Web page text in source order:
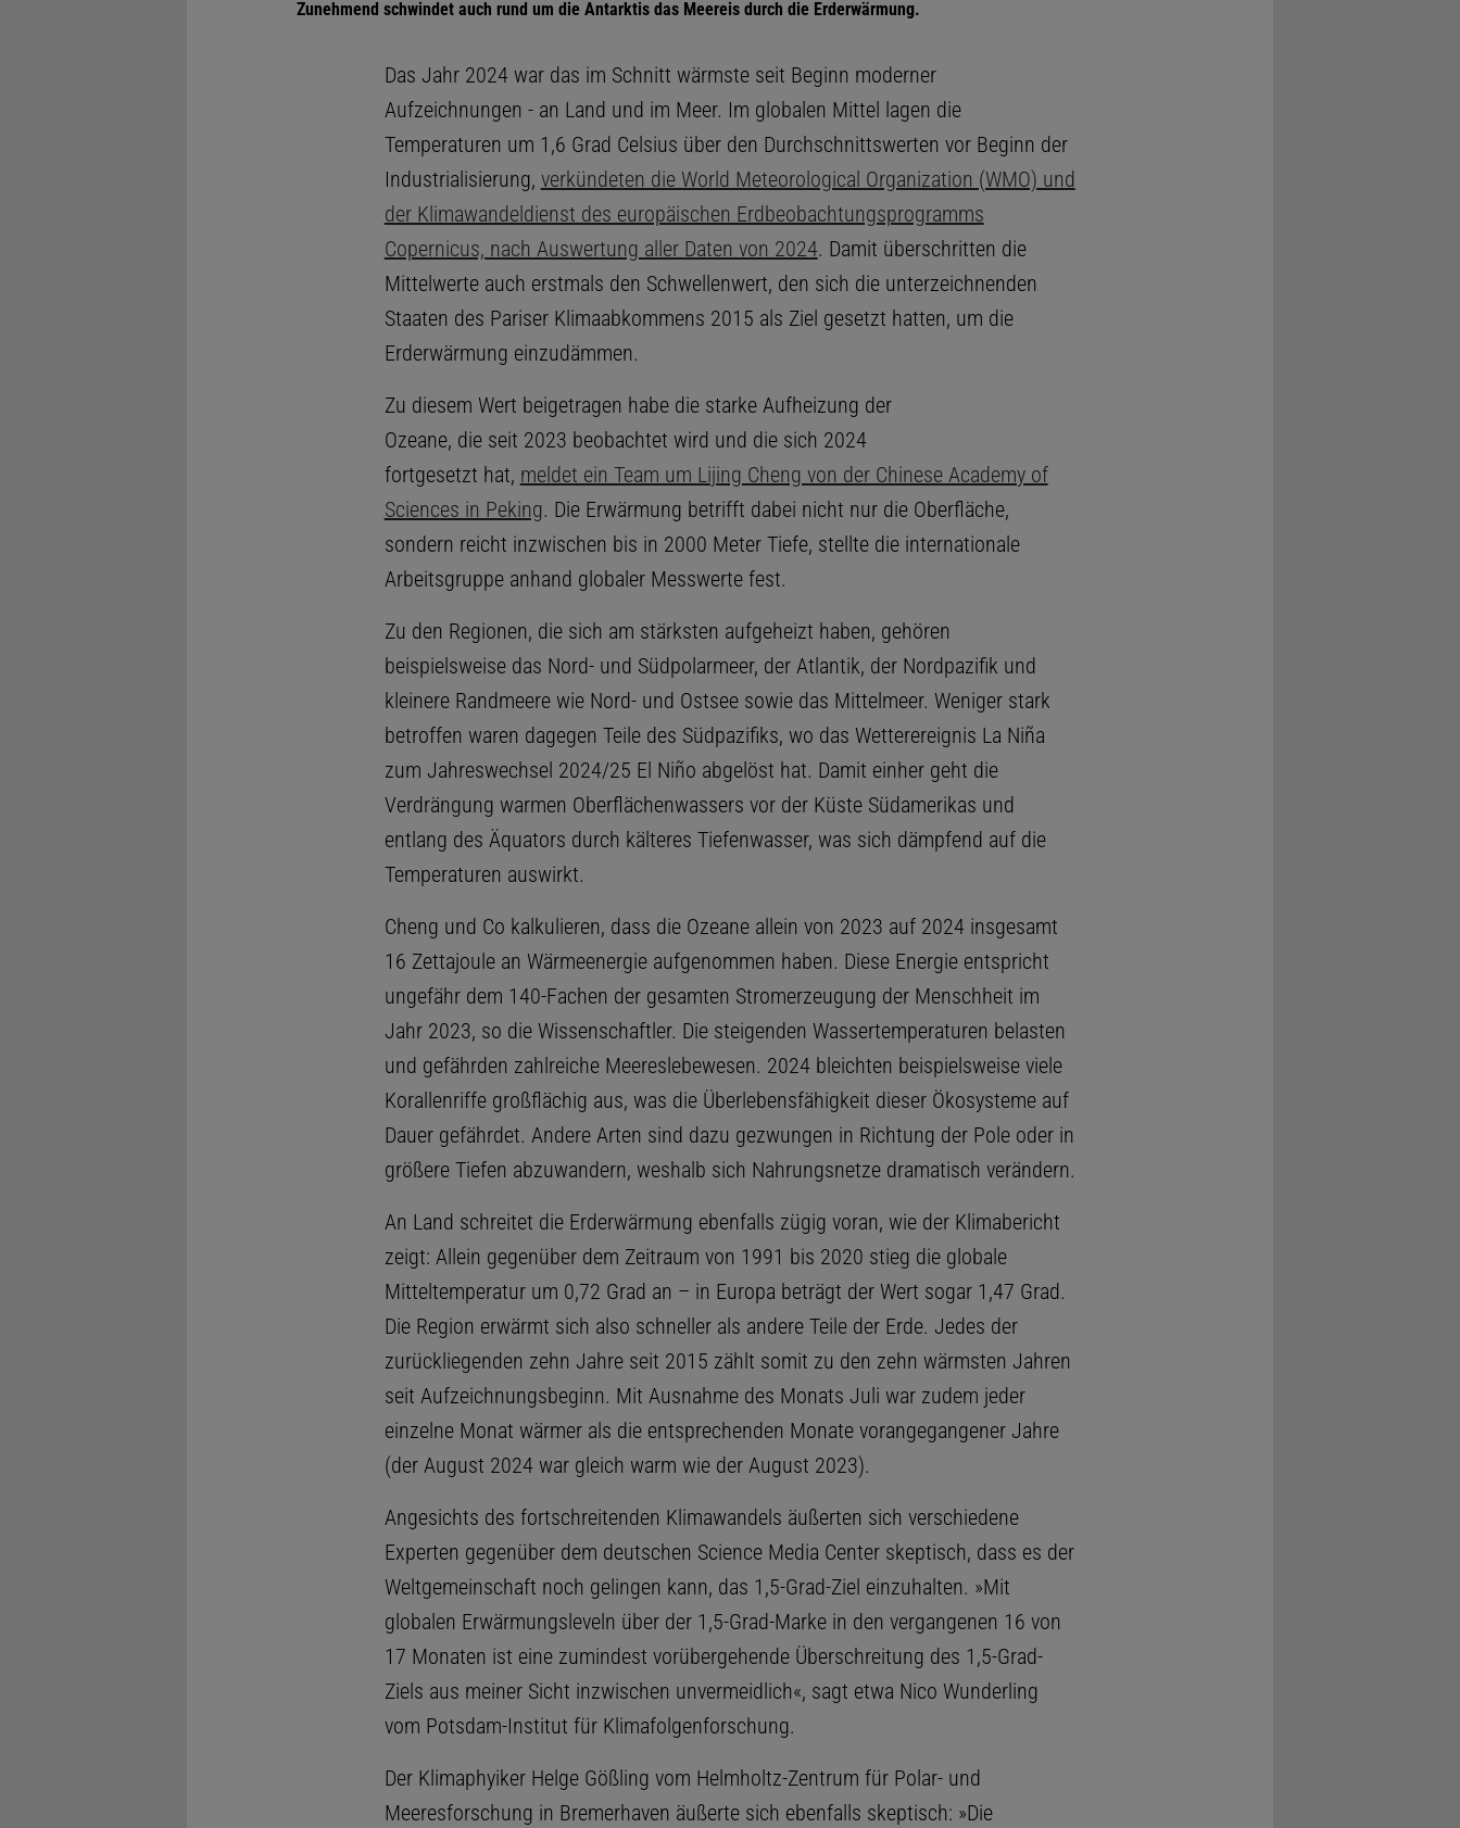
Zunehmend schwindet auch rund um die Antarktis das Meereis durch die Erderwärmung.
Das Jahr 2024 war das im Schnitt wärmste seit Beginn moderner
Aufzeichnungen - an Land und im Meer. Im globalen Mittel lagen die
Temperaturen um 1,6 Grad Celsius über den Durchschnittswerten vor Beginn der
Industrialisierung, verkündeten die World Meteorological Organization (WMO) und
der Klimawandeldienst des europäischen Erdbeobachtungsprogramms
Copernicus, nach Auswertung aller Daten von 2024. Damit überschritten die
Mittelwerte auch erstmals den Schwellenwert, den sich die unterzeichnenden
Staaten des Pariser Klimaabkommens 2015 als Ziel gesetzt hatten, um die
Erderwärmung einzudämmen.
Zu diesem Wert beigetragen habe die starke Aufheizung der
Ozeane, die seit 2023 beobachtet wird und die sich 2024
fortgesetzt hat, meldet ein Team um Lijing Cheng von der Chinese Academy of
Sciences in Peking. Die Erwärmung betrifft dabei nicht nur die Oberfläche,
sondern reicht inzwischen bis in 2000 Meter Tiefe, stellte die internationale
Arbeitsgruppe anhand globaler Messwerte fest.
Zu den Regionen, die sich am stärksten aufgeheizt haben, gehören
beispielsweise das Nord- und Südpolarmeer, der Atlantik, der Nordpazifik und
kleinere Randmeere wie Nord- und Ostsee sowie das Mittelmeer. Weniger stark
betroffen waren dagegen Teile des Südpazifiks, wo das Wetterereignis La Niña
zum Jahreswechsel 2024/25 El Niño abgelöst hat. Damit einher geht die
Verdrängung warmen Oberflächenwassers vor der Küste Südamerikas und
entlang des Äquators durch kälteres Tiefenwasser, was sich dämpfend auf die
Temperaturen auswirkt.
Cheng und Co kalkulieren, dass die Ozeane allein von 2023 auf 2024 insgesamt
16 Zettajoule an Wärmeenergie aufgenommen haben. Diese Energie entspricht
ungefähr dem 140-Fachen der gesamten Stromerzeugung der Menschheit im
Jahr 2023, so die Wissenschaftler. Die steigenden Wassertemperaturen belasten
und gefährden zahlreiche Meereslebewesen. 2024 bleichten beispielsweise viele
Korallenriffe großflächig aus, was die Überlebensfähigkeit dieser Ökosysteme auf
Dauer gefährdet. Andere Arten sind dazu gezwungen in Richtung der Pole oder in
größere Tiefen abzuwandern, weshalb sich Nahrungsnetze dramatisch verändern.
An Land schreitet die Erderwärmung ebenfalls zügig voran, wie der Klimabericht
zeigt: Allein gegenüber dem Zeitraum von 1991 bis 2020 stieg die globale
Mitteltemperatur um 0,72 Grad an – in Europa beträgt der Wert sogar 1,47 Grad.
Die Region erwärmt sich also schneller als andere Teile der Erde. Jedes der
zurückliegenden zehn Jahre seit 2015 zählt somit zu den zehn wärmsten Jahren
seit Aufzeichnungsbeginn. Mit Ausnahme des Monats Juli war zudem jeder
einzelne Monat wärmer als die entsprechenden Monate vorangegangener Jahre
(der August 2024 war gleich warm wie der August 2023).
Angesichts des fortschreitenden Klimawandels äußerten sich verschiedene
Experten gegenüber dem deutschen Science Media Center skeptisch, dass es der
Weltgemeinschaft noch gelingen kann, das 1,5-Grad-Ziel einzuhalten. »Mit
globalen Erwärmungsleveln über der 1,5-Grad-Marke in den vergangenen 16 von
17 Monaten ist eine zumindest vorübergehende Überschreitung des 1,5-Grad-
Ziels aus meiner Sicht inzwischen unvermeidlich«, sagt etwa Nico Wunderling
vom Potsdam-Institut für Klimafolgenforschung.
Der Klimaphyiker Helge Gößling vom Helmholtz-Zentrum für Polar- und
Meeresforschung in Bremerhaven äußerte sich ebenfalls skeptisch: »Die